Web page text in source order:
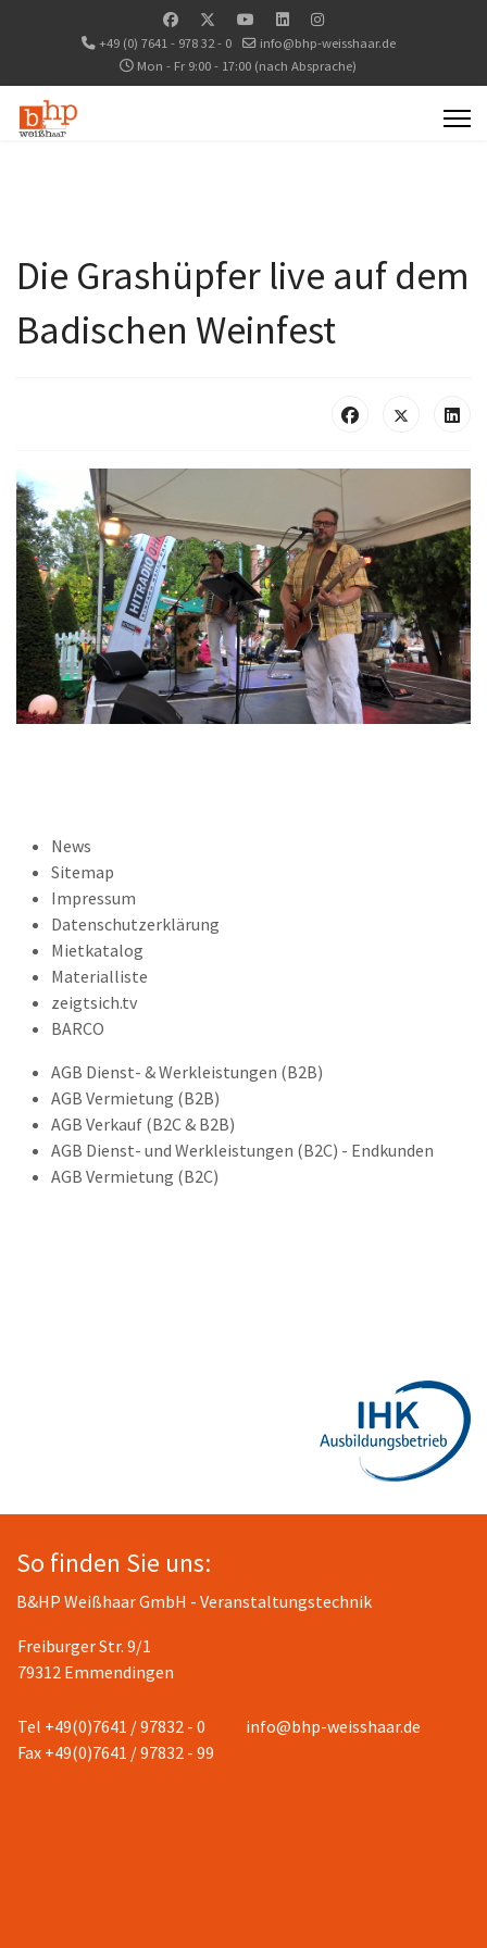
+49 (0) 7641 - 978 32 - 0
info@bhp-weisshaar.de
Mon - Fr 9:00 - 17:00 (nach Absprache)
Die Grashüpfer live auf dem
Badischen Weinfest
News
Sitemap
Impressum
Datenschutzerklärung
Mietkatalog
Materialliste
zeigtsich.tv
BARCO
AGB Dienst- & Werkleistungen (B2B)
AGB Vermietung (B2B)
AGB Verkauf (B2C & B2B)
AGB Dienst- und Werkleistungen (B2C) - Endkunden
AGB Vermietung (B2C)
So finden Sie uns:
B&HP Weißhaar GmbH - Veranstaltungstechnik
Freiburger Str. 9/1
79312 Emmendingen
Tel +49(0)7641 / 97832 - 0
Fax +49(0)7641 / 97832 - 99
info@bhp-weisshaar.de